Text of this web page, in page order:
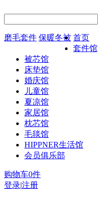
磨毛套件 保暖冬被 首页
套件馆
被芯馆
床垫馆
婚庆馆
儿童馆
夏凉馆
家居馆
枕芯馆
毛毯馆
HIPPNER生活馆
会员俱乐部
购物车0件
登录|注册